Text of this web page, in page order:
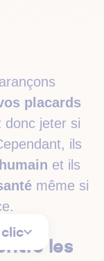
placards
donc jeter si
ils
et ils
même si
les